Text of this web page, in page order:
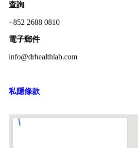
查詢
+852 2688 0810
電子郵件
info@drhealthlab.com
私隱條款